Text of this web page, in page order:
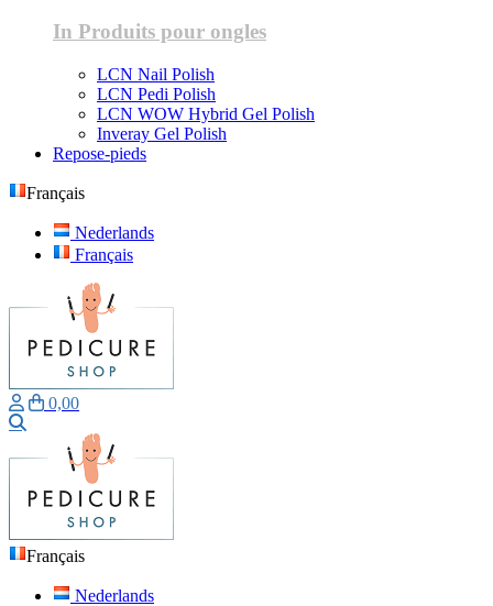
In Produits pour ongles
LCN Nail Polish
LCN Pedi Polish
LCN WOW Hybrid Gel Polish
Inveray Gel Polish
Repose-pieds
Français
Nederlands
Français
0,00
Français
Nederlands